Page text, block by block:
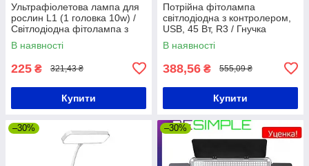
Ультрафіолетова лампа для
рослин L1 (1 головка 10w) /
Світлодіодна фітолампа з
таймером 68 х 11 см
В наявності
225 ₴ 321,43 ₴
Купити
Потрійна фітолампа
світлодіодна з контролером,
USB, 45 Вт, R3 / Гнучка
настільна лампа для
кімнатних квітів
В наявності
388,56 ₴ 555,09 ₴
Купити
–30% –30%